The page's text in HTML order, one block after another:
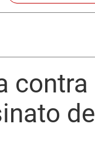
contra
de